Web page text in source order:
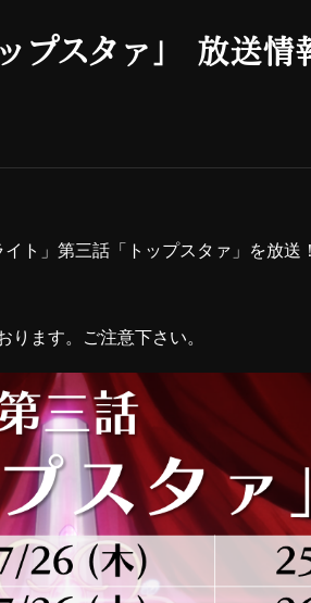
プスタァ」 放送情
ト」第三話「トップスタァ」を放送
ます。ご注意下さい。